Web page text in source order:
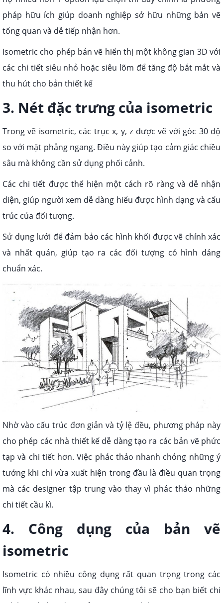
pháp hữu ích giúp doanh nghiệp sở hữu những bản vẽ
tổng quan và dễ tiếp nhận hơn.
Isometric cho phép bản vẽ hiển thị một không gian 3D với
các chi tiết siêu nhỏ hoặc siêu lõm để tăng độ bắt mắt và
thu hút cho bản thiết kế
3. Nét đặc trưng của isometric
Trong vẽ isometric, các trục x, y, z được vẽ với góc 30 độ
so với mặt phẳng ngang. Điều này giúp tạo cảm giác chiều
sâu mà không cần sử dụng phối cảnh.
Các chi tiết được thể hiện một cách rõ ràng và dễ nhận
diện, giúp người xem dễ dàng hiểu được hình dạng và cấu
trúc của đối tượng.
Sử dụng lưới để đảm bảo các hình khối được vẽ chính xác
và nhất quán, giúp tạo ra các đối tượng có hình dáng
chuẩn xác.
Nhờ vào cấu trúc đơn giản và tỷ lệ đều, phương pháp này
cho phép các nhà thiết kế dễ dàng tạo ra các bản vẽ phức
tạp và chi tiết hơn. Việc phác thảo nhanh chóng những ý
tưởng khi chỉ vừa xuất hiện trong đầu là điều quan trọng
mà các designer tập trung vào thay vì phác thảo những
chi tiết cầu kì.
4. Công dụng của bản vẽ
isometric
Isometric có nhiều công dụng rất quan trọng trong các
lĩnh vực khác nhau, sau đây chúng tôi sẽ cho bạn biết chi